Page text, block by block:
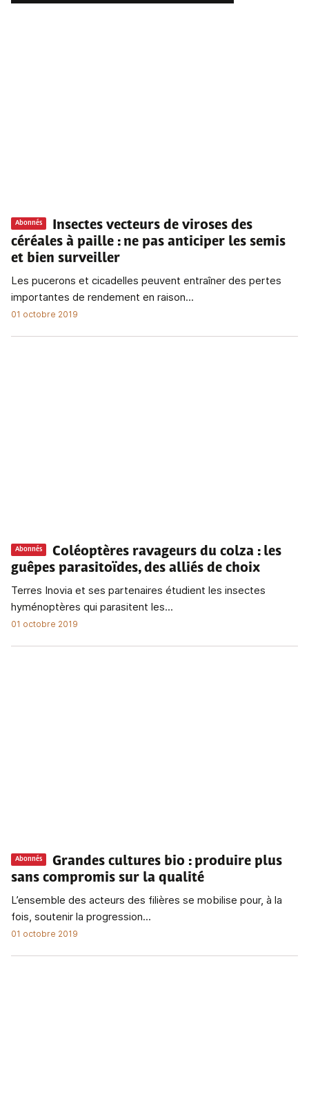
Abonnés
Insectes vecteurs de viroses des
céréales à paille : ne pas anticiper les semis
et bien surveiller
Les pucerons et cicadelles peuvent entraîner des pertes
importantes de rendement en raison...
01 octobre 2019
Abonnés Coléoptères ravageurs du colza : les
guêpes parasitoïdes, des alliés de choix
Terres Inovia et ses partenaires étudient les insectes
hyménoptères qui parasitent les...
01 octobre 2019
Abonnés Grandes cultures bio : produire plus
sans compromis sur la qualité
L’ensemble des acteurs des filières se mobilise pour, à la
fois, soutenir la progression...
01 octobre 2019